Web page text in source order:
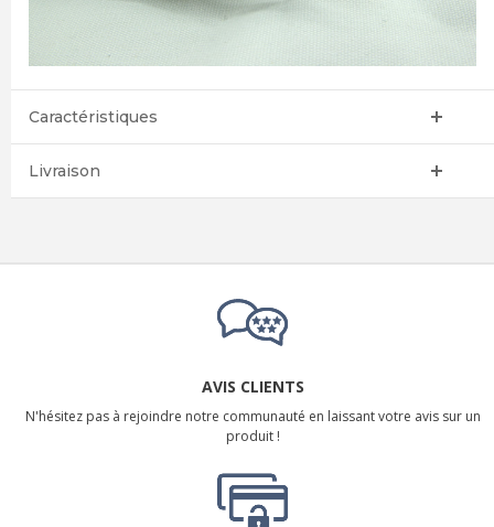
Caractéristiques
Livraison
AVIS CLIENTS
N'hésitez pas à rejoindre notre communauté en laissant votre avis sur un
produit !